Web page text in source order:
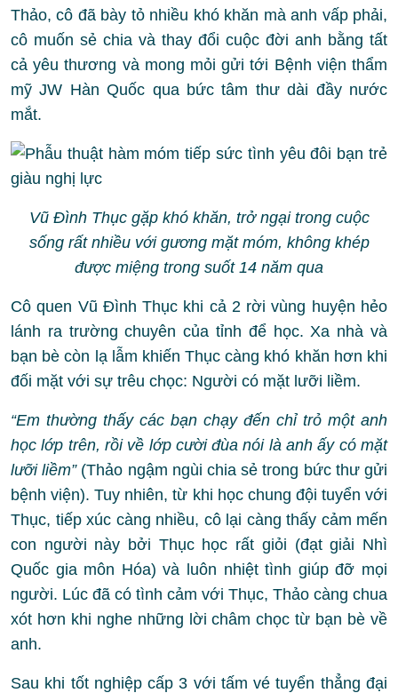
Thảo, cô đã bày tỏ nhiều khó khăn mà anh vấp phải,
cô muốn sẻ chia và thay đổi cuộc đời anh bằng tất
cả yêu thương và mong mỏi gửi tới Bệnh viện thẩm
mỹ JW Hàn Quốc qua bức tâm thư dài đầy nước
mắt.
Vũ Đình Thục gặp khó khăn, trở ngại trong cuộc
sống rất nhiều với gương mặt móm, không khép
được miệng trong suốt 14 năm qua
Cô quen Vũ Đình Thục khi cả 2 rời vùng huyện hẻo
lánh ra trường chuyên của tỉnh để học. Xa nhà và
bạn bè còn lạ lẫm khiến Thục càng khó khăn hơn khi
đối mặt với sự trêu chọc: Người có mặt lưỡi liềm.
“Em thường thấy các bạn chạy đến chỉ trỏ một anh
học lớp trên, rồi về lớp cười đùa nói là anh ấy có mặt
lưỡi liềm”(Thảo ngậm ngùi chia sẻ trong bức thư gửi
bệnh viện). Tuy nhiên, từ khi học chung đội tuyển với
Thục, tiếp xúc càng nhiều, cô lại càng thấy cảm mến
con người này bởi Thục học rất giỏi (đạt giải Nhì
Quốc gia môn Hóa) và luôn nhiệt tình giúp đỡ mọi
người. Lúc đã có tình cảm với Thục, Thảo càng chua
xót hơn khi nghe những lời châm chọc từ bạn bè về
anh.
Sau khi tốt nghiệp cấp 3 với tấm vé tuyển thẳng đại